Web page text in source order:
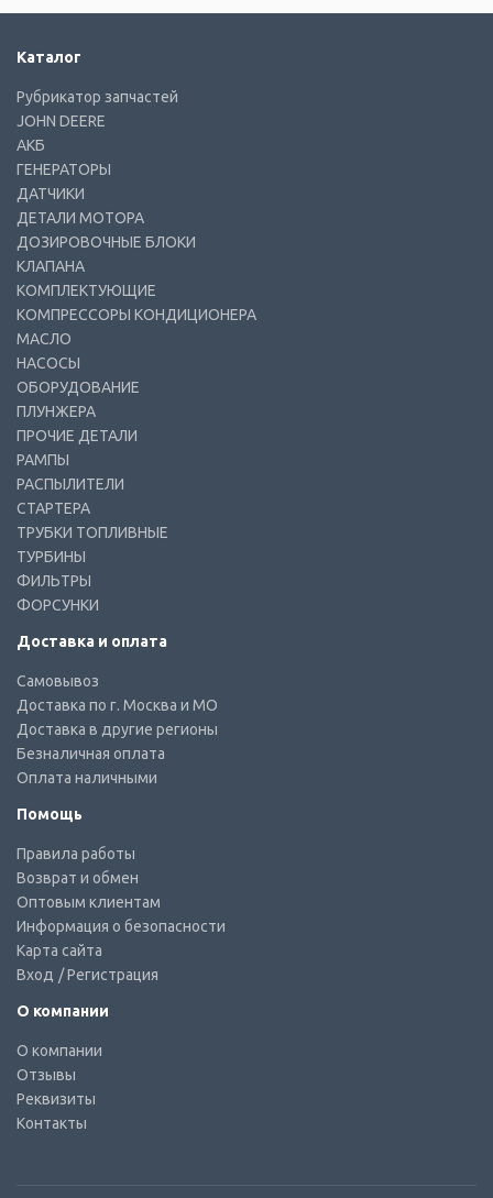
Каталог
Рубрикатор запчастей
JOHN DEERE
АКБ
ГЕНЕРАТОРЫ
ДАТЧИКИ
ДЕТАЛИ МОТОРА
ДОЗИРОВОЧНЫЕ БЛОКИ
КЛАПАНА
КОМПЛЕКТУЮЩИЕ
КОМПРЕССОРЫ КОНДИЦИОНЕРА
МАСЛО
НАСОСЫ
ОБОРУДОВАНИЕ
ПЛУНЖЕРА
ПРОЧИЕ ДЕТАЛИ
РАМПЫ
РАСПЫЛИТЕЛИ
СТАРТЕРА
ТРУБКИ ТОПЛИВНЫЕ
ТУРБИНЫ
ФИЛЬТРЫ
ФОРСУНКИ
Доставка и оплата
Самовывоз
Доставка по г. Москва и МО
Доставка в другие регионы
Безналичная оплата
Оплата наличными
Помощь
Правила работы
Возврат и обмен
Оптовым клиентам
Информация о безопасности
Карта сайта
Вход / Регистрация
О компании
О компании
Отзывы
Реквизиты
Контакты